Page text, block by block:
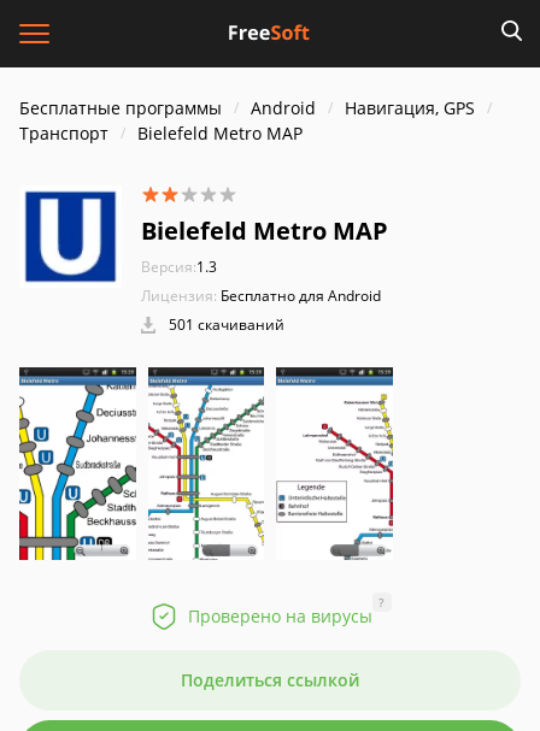
Бесплатные программы Android
Навигация, GPS
Транспорт
Bielefeld Metro MAP
Bielefeld Metro MAP
Версия:1.3
Лицензия: Бесплатно для Android
501 скачиваний
Проверено на вирусы
?
Поделиться ссылкой